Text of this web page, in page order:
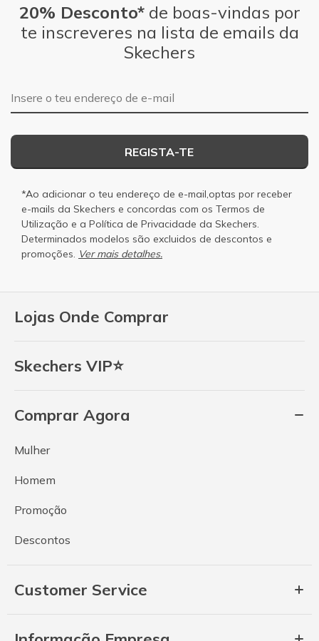
Lojas Onde Comprar
Skechers VIP⭐
Comprar Agora
Mulher
Homem
Promoção
Descontos
Customer Service
20% Desconto*de boas-vindas por
te inscreveres na lista de emails da
Skechers
Endereço de e-mail
REGISTA-TE
*Ao adicionar o teu endereço de e-mail,optas por receber
e-mails da Skechers e concordas com os Termos de
Utilização e a Política de Privacidade da Skechers.
Determinados modelos são excluidos de descontos e
promoções. Ver mais detalhes.